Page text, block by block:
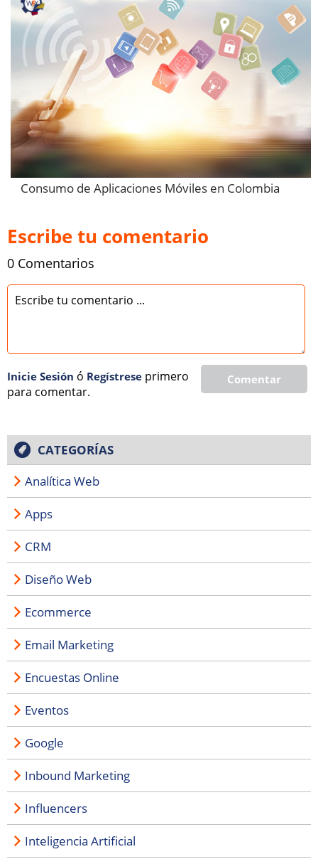
Consumo de Aplicaciones Móviles en Colombia
Escribe tu comentario
0 Comentarios
Comentar
Inicie Sesión ó Regí­strese primero
para comentar.
CATEGORÍAS
Analítica Web
Apps
CRM
Diseño Web
Ecommerce
Email Marketing
Encuestas Online
Eventos
Google
Inbound Marketing
Influencers
Inteligencia Artificial